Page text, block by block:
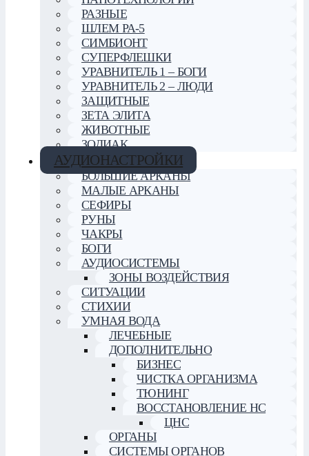
РАЗНЫЕ
ШЛЕМ РА-5
СИМБИОНТ
СУПЕРФЛЕШКИ
УРАВНИТЕЛЬ 1 – БОГИ
УРАВНИТЕЛЬ 2 – ЛЮДИ
ЗАЩИТНЫЕ
ЗЕТА ЭЛИТА
ЖИВОТНЫЕ
ЗОДИАК
АУДИОНАСТРОЙКИ
БОЛЬШИЕ АРКАНЫ
МАЛЫЕ АРКАНЫ
СЕФИРЫ
РУНЫ
ЧАКРЫ
БОГИ
АУДИОСИСТЕМЫ
ЗОНЫ ВОЗДЕЙСТВИЯ
СИТУАЦИИ
СТИХИИ
УМНАЯ ВОДА
ЛЕЧЕБНЫЕ
ДОПОЛНИТЕЛЬНО
БИЗНЕС
ЧИСТКА ОРГАНИЗМА
ТЮНИНГ
ВОССТАНОВЛЕНИЕ НС
ЦНС
ОРГАНЫ
СИСТЕМЫ ОРГАНОВ